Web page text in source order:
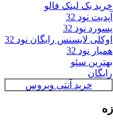
لینک فالو
32
32
لایسنس رایگان نود 32
32
سئو
خرید آنتی ویروس